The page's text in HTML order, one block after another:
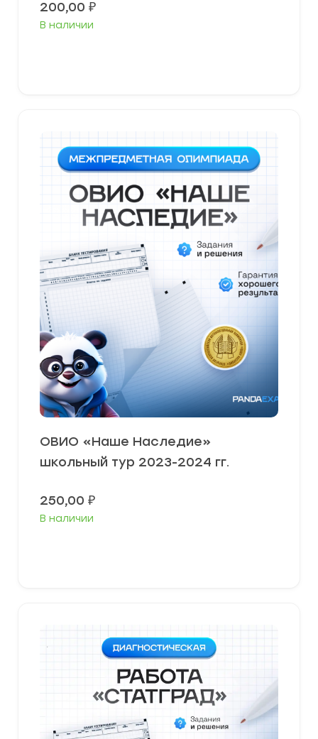
200,00 ₽
В наличии
ОВИО «Наше Наследие»
школьный тур 2023-2024 гг.
250,00 ₽
В наличии